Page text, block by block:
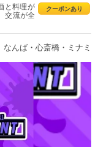
クーポンあり
と料理が
交流が全
なんば・心斎橋・ミナミ